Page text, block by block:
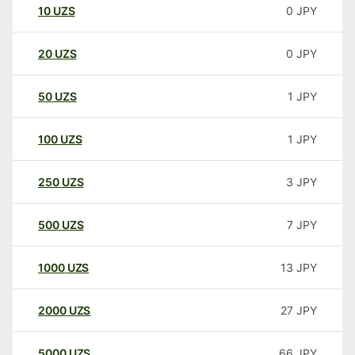
10 UZS 0 JPY
20 UZS 0 JPY
50 UZS 1 JPY
100 UZS 1 JPY
250 UZS 3 JPY
500 UZS 7 JPY
1000 UZS 13 JPY
2000 UZS 27 JPY